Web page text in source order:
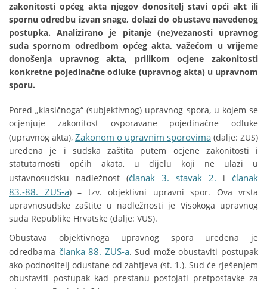
zakonitosti općeg akta njegov donositelj stavi opći akt ili
spornu odredbu izvan snage, dolazi do obustave navedenog
postupka. Analizirano je pitanje (ne)vezanosti upravnog
suda spornom odredbom općeg akta, važećom u vrijeme
donošenja upravnog akta, prilikom ocjene zakonitosti
konkretne pojedinačne odluke (upravnog akta) u upravnom
sporu.
Pored „klasičnoga“ (subjektivnog) upravnog spora, u kojem se
ocjenjuje zakonitost osporavane pojedinačne odluke
(upravnog akta), Zakonom o upravnim sporovima (dalje: ZUS)
uređena je i sudska zaštita putem ocjene zakonitosti i
statutarnosti općih akata, u dijelu koji ne ulazi u
ustavnosudsku nadležnost (članak 3. stavak 2. i članak
83.-88. ZUS-a) – tzv. objektivni upravni spor. Ova vrsta
upravnosudske zaštite u nadležnosti je Visokoga upravnog
suda Republike Hrvatske (dalje: VUS).
Obustava objektivnoga upravnog spora uređena je
odredbama članka 88. ZUS-a. Sud može obustaviti postupak
ako podnositelj odustane od zahtjeva (st. 1.). Sud će rješenjem
obustaviti postupak kad prestanu postojati pretpostavke za